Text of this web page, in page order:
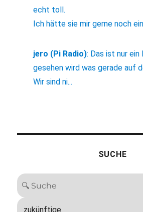
echt toll.
Ich hätte sie mir gerne noch
jero (Pi Radio): Das ist nur
gesehen wird was gerade auf
Wir sind ni...
SUCHE